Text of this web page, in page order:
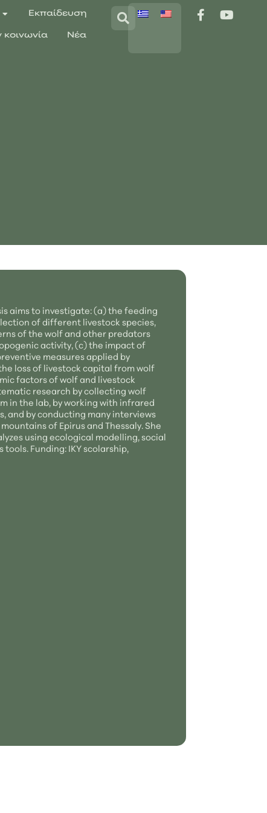
Εκπαίδευση
κοινωνία Νέα
aims to investigate: (a) the feeding
of different livestock species,
of the wolf and other predators
activity, (c) the impact of
measures applied by
loss of livestock capital from wolf
factors of wolf and livestock
research by collecting wolf
in the lab, by working with infrared
and by conducting many interviews
of Epirus and Thessaly. She
using ecological modelling, social
Funding: IKY scolarship,